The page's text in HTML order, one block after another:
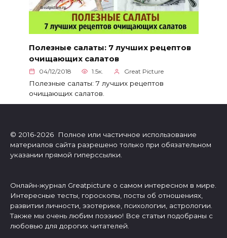
Полезные салаты: 7 лучших рецептов
очищающих салатов
04/12/2018 1.5к. Great Picture
Полезные салаты: 7 лучших рецептов
очищающих салатов.
© 2016-2026 Полное или частичное использование
материалов сайта разрешено только при обязательном
указании прямой гиперссылки.
Онлайн-журнал Greatpicture о самом интересном в мире.
Интересные тесты, гороскопы, посты об отношениях,
развитии личности, эзотерике, психологии, астрологии.
Также мы очень любим поэзию! Все статьи подобраны с
любовью для дорогих читателей.